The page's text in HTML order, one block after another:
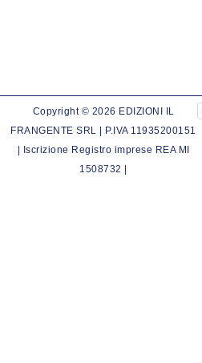
Copyright © 2026 EDIZIONI IL
FRANGENTE SRL | P.IVA 11935200151
| Iscrizione Registro imprese REA MI
1508732 |